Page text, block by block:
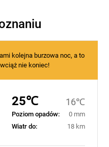
kolejna burzowa noc, a to
wciąż nie koniec!
25℃ 16℃
Poziom opadów:
0 mm
Wiatr do:
18 km